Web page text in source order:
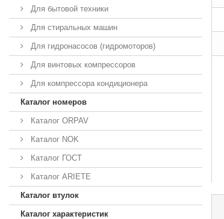
Для бытовой техники
Для стиральных машин
Для гидронасосов (гидромоторов)
Для винтовых компрессоров
Для компрессора кондиционера
Каталог номеров
Каталог ORPAV
Каталог NOK
Каталог ГОСТ
Каталог ARIETE
Каталог втулок
Каталог характеристик